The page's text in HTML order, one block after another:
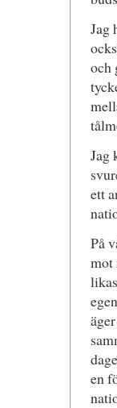
Jag
och
Jag
ett
På
mot
en